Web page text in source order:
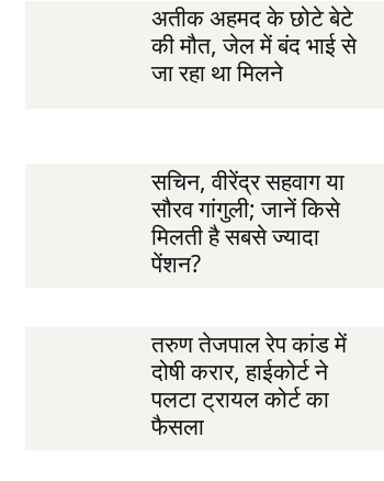
अतीक अहमद के छोटे बेटे
की मौत, जेल में बंद भाई से
जा रहा था मिलने
सचिन, वीरेंद्र सहवाग या
सौरव गांगुली; जानें किसे
मिलती है सबसे ज्यादा
पेंशन?
तरुण तेजपाल रेप कांड में
दोषी करार, हाईकोर्ट ने
पलटा ट्रायल कोर्ट का
फैसला